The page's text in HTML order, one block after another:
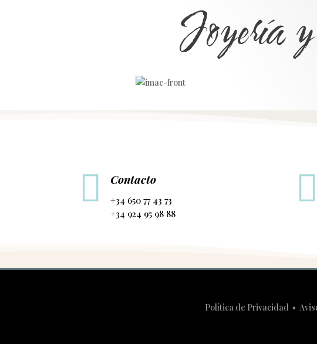
Joyería
 Contacto
+34 650 77 43 73
+34 924 95 98 88

Política de Privacidad •